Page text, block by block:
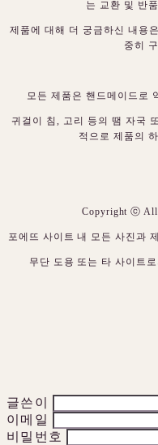
는 교환 및 반
제품에 대해 더 궁금하신 내용
중히
모든 제품은 핸드메이드로
귀걸이 침, 고리 등의 땜 자국
적으로 제품의
Copyright ⓒ All
포에뜨 사이트 내 모든 사진과
무단 도용 또는 타 사이트
글쓴이
이메일
비밀번호